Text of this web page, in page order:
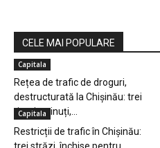
CELE MAI POPULARE
Capitala
Rețea de trafic de droguri,
destructurată la Chișinău: trei
tineri reținuți,...
Capitala
Restricții de trafic în Chișinău: